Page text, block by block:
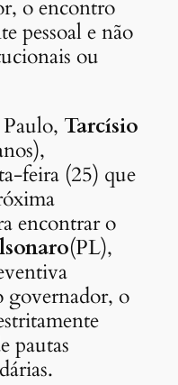
o encontro
pessoal e não
ou
Tarcísio
feira (25) que
encontrar o
(PL),
governador, o
pautas